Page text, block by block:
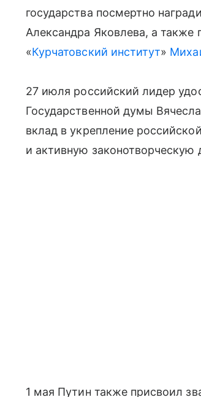
государства посмертно
Александра Яковлева, а
«Курчатовский институт»
27 июля российский лидер
Государственной думы
вклад в укрепление
и активную законотворческую
1 мая Путин также присвоил